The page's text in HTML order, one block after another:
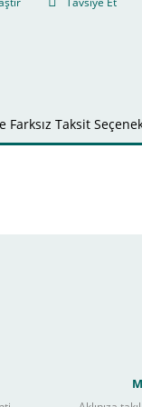
Farksız Taksit